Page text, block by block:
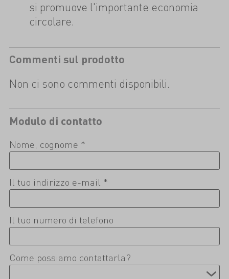
si promuove l'importante economia
circolare.
Commenti sul prodotto
Non ci sono commenti disponibili.
Modulo di contatto
Nome, cognome *
Il tuo indirizzo e-mail *
Il tuo numero di telefono
Come possiamo contattarla?